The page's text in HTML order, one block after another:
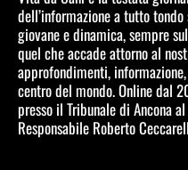
dell’informazione a tutto
giovane e dinamica, sempre
quel che accade attorno al
approfondimenti,
centro del mondo. Online dal
presso il Tribunale di Ancona
Responsabile Roberto